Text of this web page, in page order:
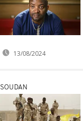
13/08/2024
SOUDAN